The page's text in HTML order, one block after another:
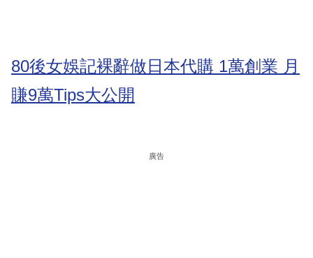
80後女娛記裸辭做日本代購 1萬創業 月
賺9萬Tips大公開
廣告